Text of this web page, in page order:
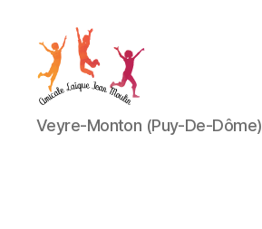
Amicale
Laïque
Veyre-Monton (Puy-De-Dôme)